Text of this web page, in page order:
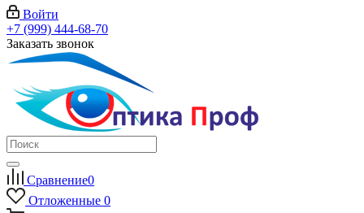
Войти
+7 (999) 444-68-70
Заказать звонок
Сравнение0
Отложенные 0